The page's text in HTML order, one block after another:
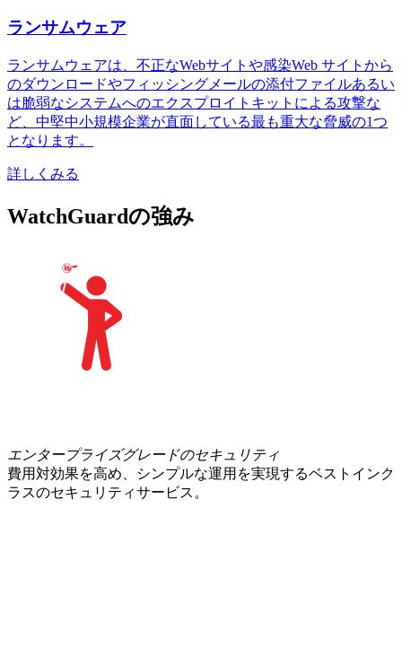
ランサムウェア
ランサムウェアは、不正なWebサイトや感染Web サイトから
のダウンロードやフィッシングメールの添付ファイルあるい
は脆弱なシステムへのエクスプロイトキットによる攻撃な
ど、中堅中小規模企業が直面している最も重大な脅威の1つ
となります。
詳しくみる
WatchGuardの強み
エンタープライズグレードのセキュリティ
費用対効果を高め、シンプルな運用を実現するベストインク
ラスのセキュリティサービス。